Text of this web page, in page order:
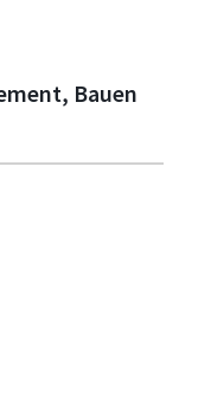
Bauen